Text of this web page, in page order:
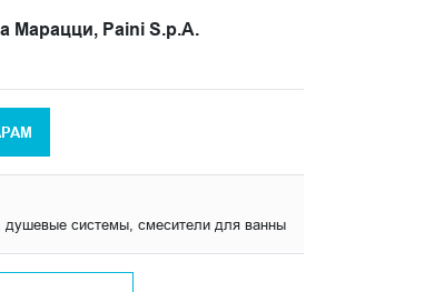
Марацци, Paini S.p.A.
душевые системы, смесители для ванны